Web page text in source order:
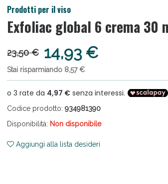
Prodotti per il viso
Exfoliac global 6 crema 30
23,50 € 14,93 €
Stai risparmiando 8,57 €
Codice prodotto: 934981390
Disponibilità: Non disponibile
Aggiungi alla lista desideri
Multivitaminici: oggi Sconto
e Fanghi: Sconto fino al